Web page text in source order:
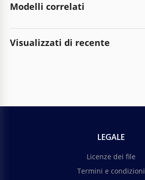
Modelli correlati
Visualizzati di recente
LEGALE
Licenze dei file
Termini e condizioni